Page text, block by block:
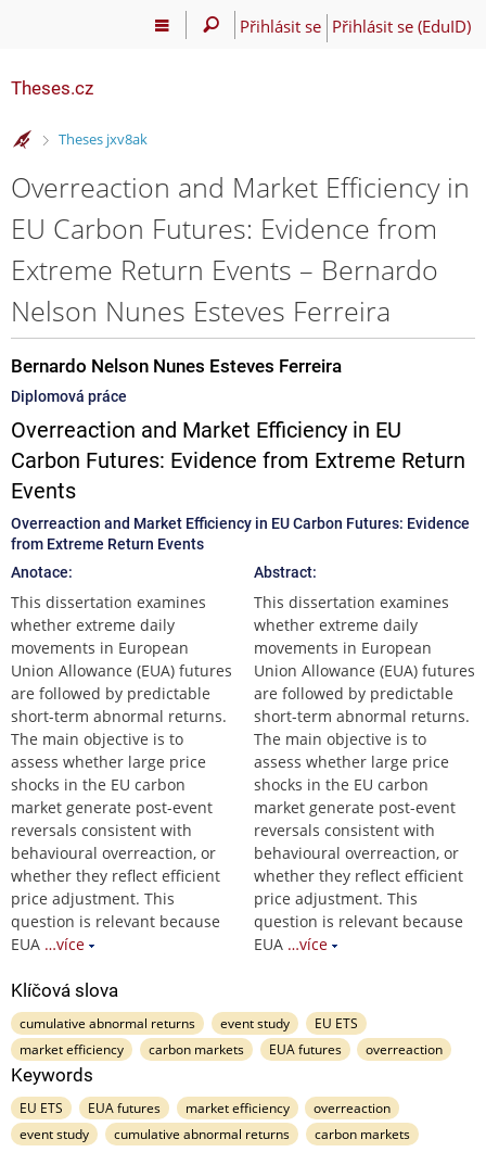
Přihlásit se Přihlásit se (EduID)
Theses.cz
>
Theses jxv8ak
Overreaction and Market Efficiency in
EU Carbon Futures: Evidence from
Extreme Return Events – Bernardo
Nelson Nunes Esteves Ferreira
Bernardo Nelson Nunes Esteves Ferreira
Diplomová práce
Overreaction and Market Efficiency in EU
Carbon Futures: Evidence from Extreme Return
Events
Overreaction and Market Efficiency in EU Carbon Futures: Evidence
from Extreme Return Events
Anotace:
This dissertation examines
whether extreme daily
movements in European
Union Allowance (EUA) futures
are followed by predictable
short-term abnormal returns.
The main objective is to
assess whether large price
shocks in the EU carbon
market generate post-event
reversals consistent with
behavioural overreaction, or
whether they reflect efficient
price adjustment. This
question is relevant because
EUA …více
Abstract:
This dissertation examines
whether extreme daily
movements in European
Union Allowance (EUA) futures
are followed by predictable
short-term abnormal returns.
The main objective is to
assess whether large price
shocks in the EU carbon
market generate post-event
reversals consistent with
behavioural overreaction, or
whether they reflect efficient
price adjustment. This
question is relevant because
EUA …více
Klíčová slova
cumulative abnormal returns event study
EU ETS
market efficiency
carbon markets EUA futures overreaction
Keywords
EU ETS EUA futures market efficiency
overreaction
event study
cumulative abnormal returns carbon markets